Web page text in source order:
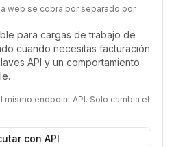
web se cobra por separado por
para cargas de trabajo de
cuando necesitas facturación
API y un comportamiento
mismo endpoint API. Solo cambia el
con API